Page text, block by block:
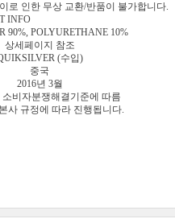
로 인한 무상 교환/반품이 불가합니다.
INFO
90%, POLYURETHANE 10%
상세페이지 참조
(수입)
중국
2016년 3월
소비자분쟁해결기준에 따름
사 규정에 따라 진행됩니다.